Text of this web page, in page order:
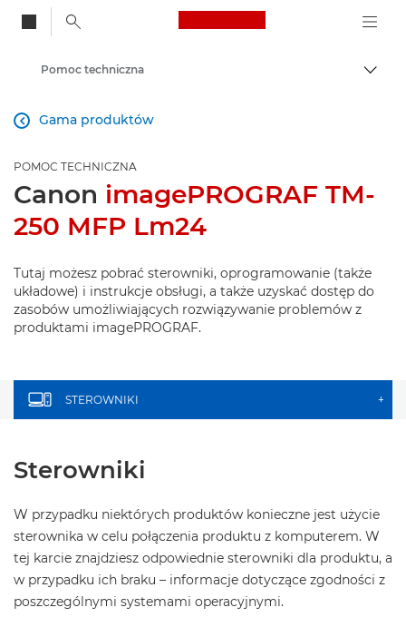
Canon Logo, back
Pomoc techniczna
Gama produktów

POMOC TECHNICZNA
Canon imagePROGRAF TM-
250 MFP Lm24
Tutaj możesz pobrać sterowniki, oprogramowanie (także
układowe) i instrukcje obsługi, a także uzyskać dostęp do
zasobów umożliwiających rozwiązywanie problemów z
produktami imagePROGRAF.
STEROWNIKI +
Sterowniki
W przypadku niektórych produktów konieczne jest użycie
sterownika w celu połączenia produktu z komputerem. W
tej karcie znajdziesz odpowiednie sterowniki dla produktu, a
w przypadku ich braku – informacje dotyczące zgodności z
poszczególnymi systemami operacyjnymi.